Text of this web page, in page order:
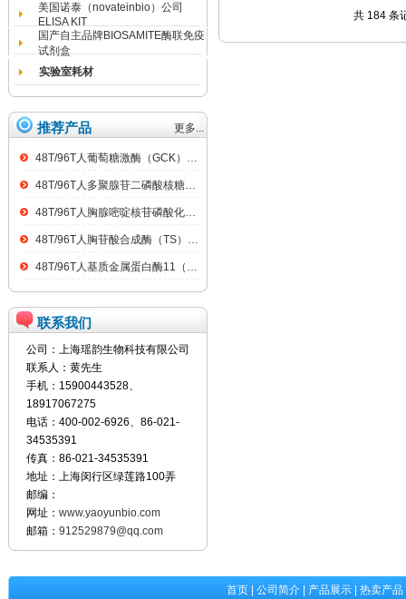
美国诺泰（novateinbio）公司
ELISA KIT
国产自主品牌BIOSAMITE酶联免疫
试剂盒
实验室耗材
推荐产品 更多...
48T/96T人葡萄糖激酶（GCK）ELISA kit
48T/96T人多聚腺苷二磷酸核糖聚合酶（PARP）ELISA kit
48T/96T人胸腺嘧啶核苷磷酸化酶（TP）ELISA kit
48T/96T人胸苷酸合成酶（TS）ELISA kit
48T/96T人基质金属蛋白酶11（MMP11）ELISA kit
联系我们
公司：上海瑶韵生物科技有限公司
联系人：黄先生
手机：15900443528、
18917067275
电话：400-002-6926、86-021-
34535391
传真：86-021-34535391
地址：上海闵行区绿莲路100弄
邮编：
网址： www.yaoyunbio.com
邮箱： 912529879@qq.com
共 184 条
首页 公司简介 产品展示 热卖产品